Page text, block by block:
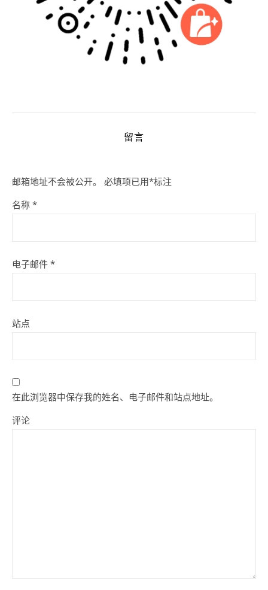
留言
邮箱地址不会被公开。 必填项已用*标注
名称 *
电子邮件 *
站点
在此浏览器中保存我的姓名、电子邮件和站点地址。
评论